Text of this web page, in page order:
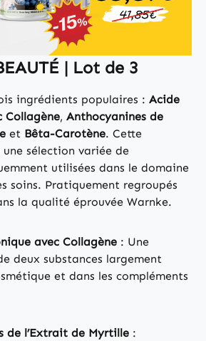
| Lot de 3
ingrédients populaires : Acide
Collagène, Anthocyanines de
et Bêta-Carotène. Cette
sélection variée de
utilisées dans le domaine
soins. Pratiquement regroupés
la qualité éprouvée Warnke.
avec Collagène : Une
deux substances largement
et dans les compléments
de l’Extrait de Myrtille :